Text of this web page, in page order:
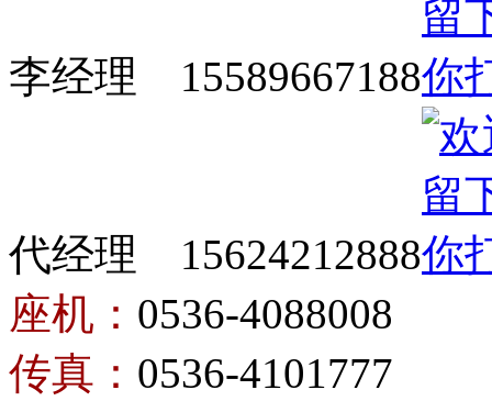
李经理 15589667188
代经理 15624212888
座机： 0536-4088008
传真： 0536-4101777